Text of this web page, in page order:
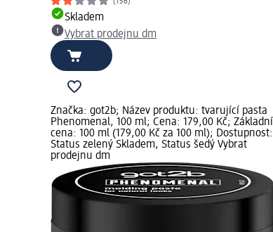
Skladem
Vybrat prodejnu dm
Značka: got2b; Název produktu: tvarující pasta
Phenomenal, 100 ml; Cena: 179,00 Kč; Základní
cena: 100 ml (179,00 Kč za 100 ml); Dostupnost:
Status zelený Skladem, Status šedý Vybrat
prodejnu dm